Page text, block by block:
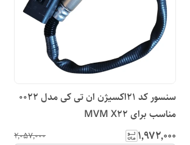
سنسور کد ۲۱اکسیژن ان تی کی مدل 0022
مناسب برای MVM X22
۱٬۹۷۲٬۰۰۰ ۲٬۰۵۷٬۰۰۰